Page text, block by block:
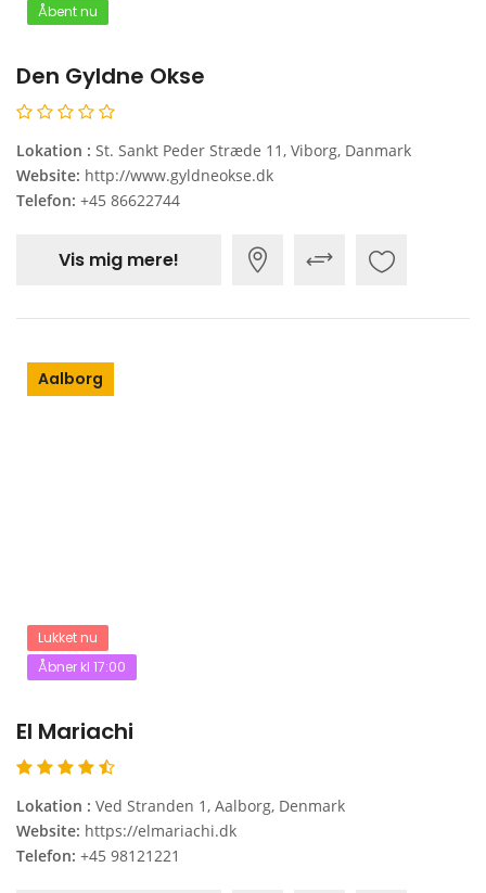
Åbent nu
Den Gyldne Okse
Lokation : St. Sankt Peder Stræde 11, Viborg, Danmark
Website: http://www.gyldneokse.dk
Telefon: +45 86622744
Vis mig mere!
Aalborg
Lukket nu
Åbner kl 17:00
El Mariachi
Lokation : Ved Stranden 1, Aalborg, Denmark
Website: https://elmariachi.dk
Telefon: +45 98121221